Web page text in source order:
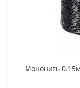
Мононить